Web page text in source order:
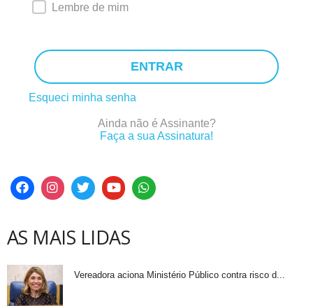
Lembre de mim
ENTRAR
Esqueci minha senha
Ainda não é Assinante?
Faça a sua Assinatura!
AS MAIS LIDAS
Vereadora aciona Ministério Público contra risco d...